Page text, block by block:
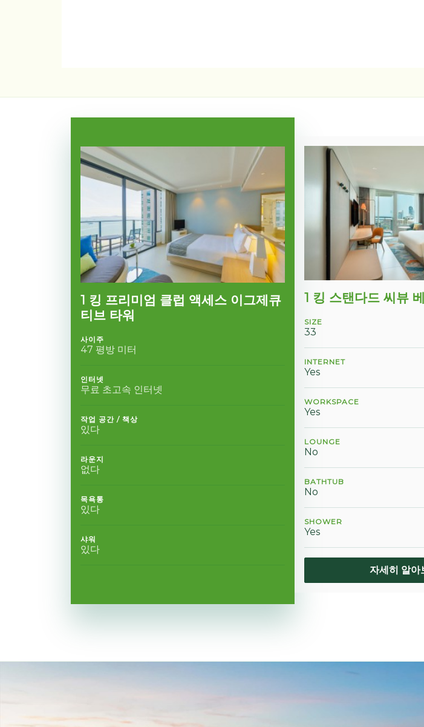
1 킹 프리미엄 클럽 액세스 이그제큐
티브 타워
사이주
47 평방 미터
인터넷
무료 초고속 인터넷
작업 공간 / 책상
있다
라운지
없다
목욕통
있다
샤워
있다
1 킹 스탠다드 씨뷰
SIZE
33
INTERNET
Yes
WORKSPACE
Yes
LOUNGE
No
BATHTUB
No
SHOWER
Yes
자세히 알아